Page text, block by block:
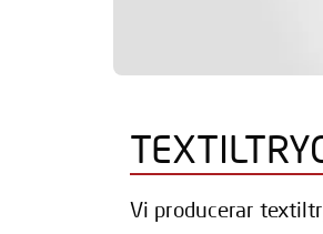
Vi producerar